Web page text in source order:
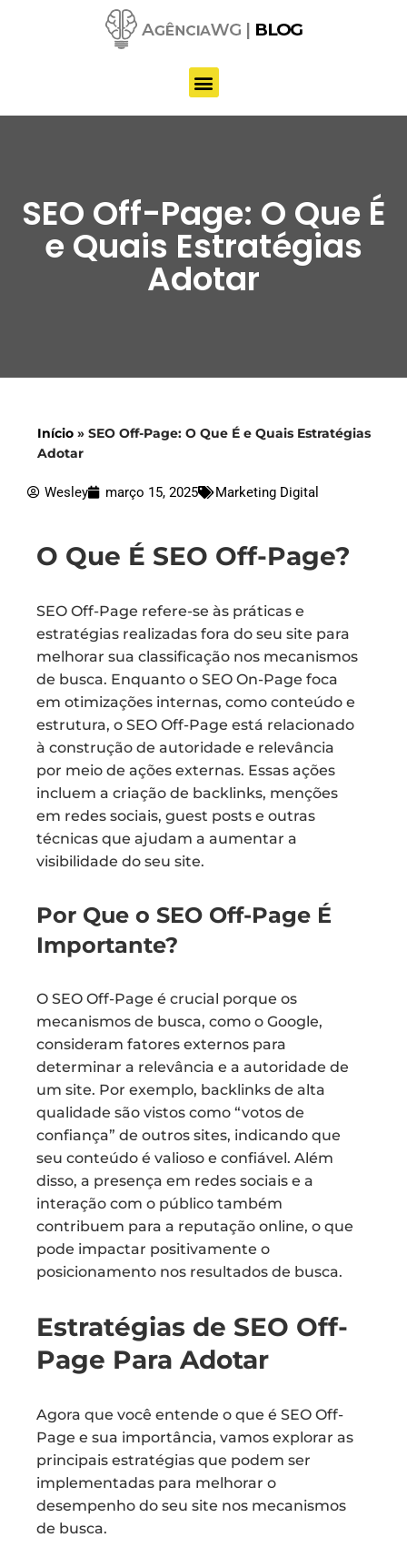
conteúdo
SEO Off-Page: O Que É
e Quais Estratégias
Adotar
Início » SEO Off-Page: O Que É e Quais Estratégias
Adotar
Wesley março 15, 2025 Marketing Digital
O Que É SEO Off-Page?
SEO Off-Page refere-se às práticas e
estratégias realizadas fora do seu site para
melhorar sua classificação nos mecanismos
de busca. Enquanto o SEO On-Page foca
em otimizações internas, como conteúdo e
estrutura, o SEO Off-Page está relacionado
à construção de autoridade e relevância
por meio de ações externas. Essas ações
incluem a criação de backlinks, menções
em redes sociais, guest posts e outras
técnicas que ajudam a aumentar a
visibilidade do seu site.
Por Que o SEO Off-Page É
Importante?
O SEO Off-Page é crucial porque os
mecanismos de busca, como o Google,
consideram fatores externos para
determinar a relevância e a autoridade de
um site. Por exemplo, backlinks de alta
qualidade são vistos como “votos de
confiança” de outros sites, indicando que
seu conteúdo é valioso e confiável. Além
disso, a presença em redes sociais e a
interação com o público também
contribuem para a reputação online, o que
pode impactar positivamente o
posicionamento nos resultados de busca.
Estratégias de SEO Off-
Page Para Adotar
Agora que você entende o que é SEO Off-
Page e sua importância, vamos explorar as
principais estratégias que podem ser
implementadas para melhorar o
desempenho do seu site nos mecanismos
de busca.